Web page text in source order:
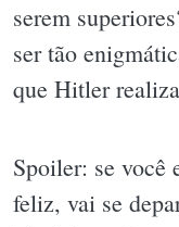
serem
ser tão
que Hitler
Spoiler: se você
feliz, vai se